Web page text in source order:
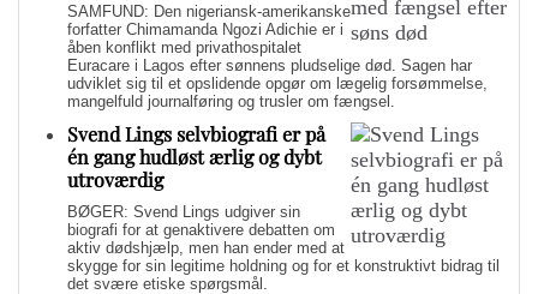
SAMFUND: Den nigeriansk-amerikanske
forfatter Chimamanda Ngozi Adichie er i
åben konflikt med privathospitalet
Euracare i Lagos efter sønnens pludselige død. Sagen har
udviklet sig til et opslidende opgør om lægelig forsømmelse,
mangelfuld journalføring og trusler om fængsel.
Svend Lings selvbiografi er på
én gang hudløst ærlig og dybt
utroværdig
BØGER: Svend Lings udgiver sin
biografi for at genaktivere debatten om
aktiv dødshjælp, men han ender med at
skygge for sin legitime holdning og for et konstruktivt bidrag til
det svære etiske spørgsmål.